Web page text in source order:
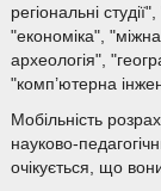
регіональні
"економіка",
археологія",
"комп’ютерна
Мобільність
науково-
очікується, що